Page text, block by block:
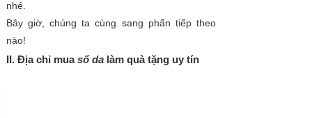
nhé.
Bây giờ, chúng ta cùng sang phẩn tiếp theo
nào!
II. Địa chỉ muasổ dalàm quà tặng uy tín